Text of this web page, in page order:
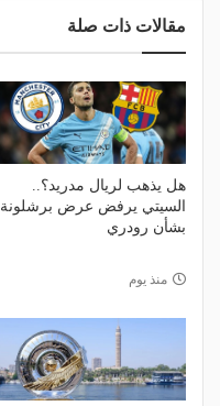
مقالات ذات صلة
هل يذهب لريال مدريد؟..
السيتي يرفض عرض برشلونة
بشأن رودري
منذ يوم